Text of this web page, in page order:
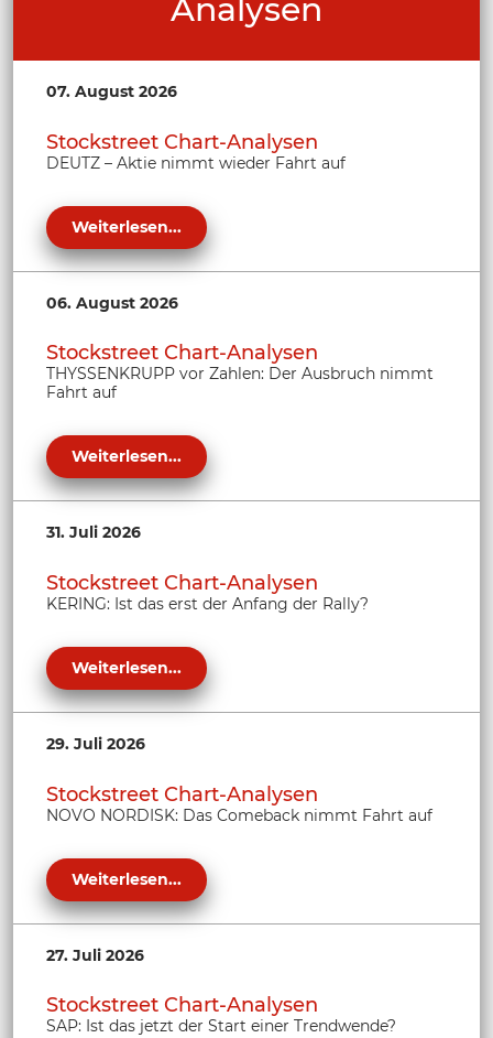
Analysen
07. August 2026
Stockstreet Chart-Analysen
DEUTZ – Aktie nimmt wieder Fahrt auf
Weiterlesen...
06. August 2026
Stockstreet Chart-Analysen
THYSSENKRUPP vor Zahlen: Der Ausbruch nimmt
Fahrt auf
Weiterlesen...
31. Juli 2026
Stockstreet Chart-Analysen
KERING: Ist das erst der Anfang der Rally?
Weiterlesen...
29. Juli 2026
Stockstreet Chart-Analysen
NOVO NORDISK: Das Comeback nimmt Fahrt auf
Weiterlesen...
27. Juli 2026
Stockstreet Chart-Analysen
SAP: Ist das jetzt der Start einer Trendwende?